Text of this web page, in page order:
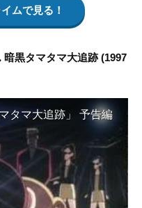
ムで見る！
暗黒タマタマ大追跡 (1997
タマ大追跡」 予告編